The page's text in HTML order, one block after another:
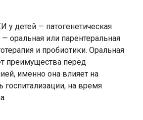
у детей — патогенетическая
— оральная или парентеральная
и пробиотики. Оральная
преимущества перед
именно она влияет на
госпитализации, на время